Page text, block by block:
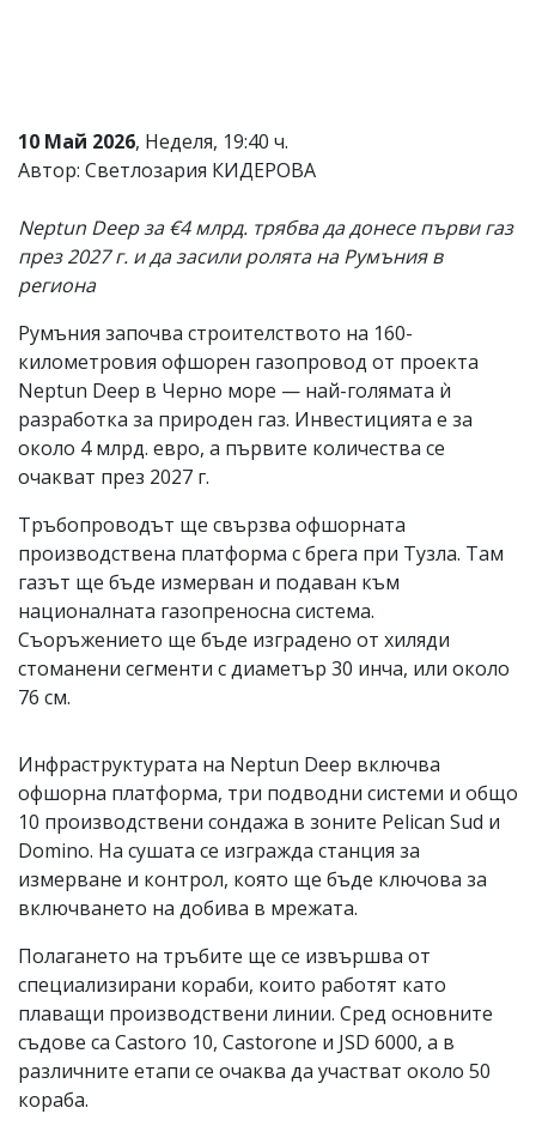
от
читателите
и
не
носи
отговорност
за
Ако
откриете
обиден
за
вас
коментар,
моля
сигнализирайте
10 Май 2026, Неделя, 19:40 ч.
Автор: Светлозария КИДЕРОВА
Neptun Deep за €4 млрд. трябва да донесе първи газ
през 2027 г. и да засили ролята на Румъния в
региона
Румъния започва строителството на 160-
километровия офшорен газопровод от проекта
Neptun Deep в Черно море — най-голямата ѝ
разработка за природен газ. Инвестицията е за
около 4 млрд. евро, а първите количества се
очакват през 2027 г.
Тръбопроводът ще свързва офшорната
производствена платформа с брега при Тузла. Там
газът ще бъде измерван и подаван към
националната газопреносна система.
Съоръжението ще бъде изградено от хиляди
стоманени сегменти с диаметър 30 инча, или около
76 см.
Инфраструктурата на Neptun Deep включва
офшорна платформа, три подводни системи и общо
10 производствени сондажа в зоните Pelican Sud и
Domino. На сушата се изгражда станция за
измерване и контрол, която ще бъде ключова за
включването на добива в мрежата.
Полагането на тръбите ще се извършва от
специализирани кораби, които работят като
плаващи производствени линии. Сред основните
съдове са Castoro 10, Castorone и JSD 6000, а в
различните етапи се очаква да участват около 50
кораба.